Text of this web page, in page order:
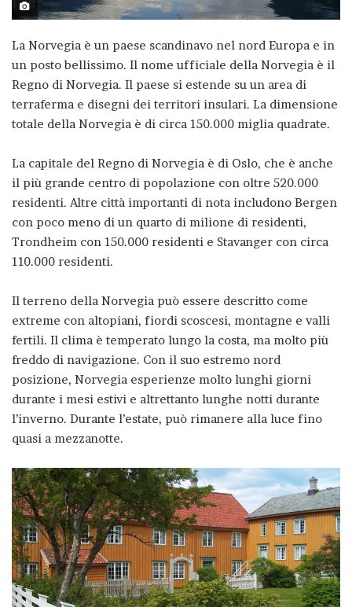
La Norvegia è un paese scandinavo nel nord Europa e in
un posto bellissimo. Il nome ufficiale della Norvegia è il
Regno di Norvegia. Il paese si estende su un area di
terraferma e disegni dei territori insulari. La dimensione
totale della Norvegia è di circa 150.000 miglia quadrate.
La capitale del Regno di Norvegia è di Oslo, che è anche
il più grande centro di popolazione con oltre 520.000
residenti. Altre città importanti di nota includono Bergen
con poco meno di un quarto di milione di residenti,
Trondheim con 150.000 residenti e Stavanger con circa
110.000 residenti.
Il terreno della Norvegia può essere descritto come
extreme con altopiani, fiordi scoscesi, montagne e valli
fertili. Il clima è temperato lungo la costa, ma molto più
freddo di navigazione. Con il suo estremo nord
posizione, Norvegia esperienze molto lunghi giorni
durante i mesi estivi e altrettanto lunghe notti durante
l’inverno. Durante l’estate, può rimanere alla luce fino
quasi a mezzanotte.